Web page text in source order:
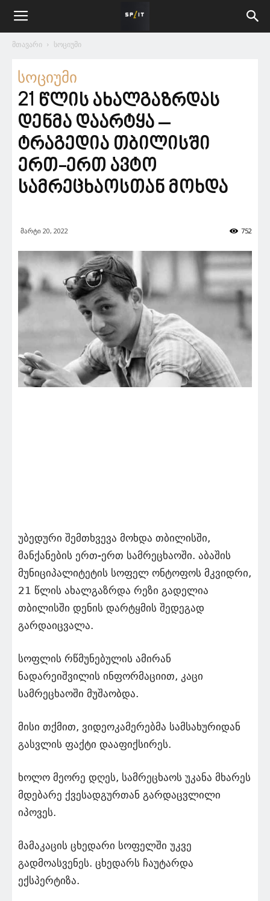
მთავარი სოციუმი
სოციუმი
21 წლის ახალგაზრდას
დენმა დაარტყა –
ტრაგედია თბილისში
ერთ-ერთ ავტო
სამრეცხაოსთან მოხდა
მარტი 20, 2022 752
უბედური შემთხვევა მოხდა თბილისში,
მანქანების ერთ-ერთ სამრეცხაოში. აბაშის
მუნიციპალიტეტის სოფელ ონტოფოს მკვიდრი,
21 წლის ახალგაზრდა რეზი გადელია
თბილისში დენის დარტყმის შედეგად
გარდაიცვალა.
სოფლის რწმუნებულის ამირან
ნადარეიშვილის ინფორმაციით, კაცი
სამრეცხაოში მუშაობდა.
მისი თქმით, ვიდეოკამერებმა სამსახურიდან
გასვლის ფაქტი დააფიქსირეს.
ხოლო მეორე დღეს, სამრეცხაოს უკანა მხარეს
მდებარე ქვესადგურთან გარდაცვლილი
იპოვეს.
მამაკაცის ცხედარი სოფელში უკვე
გადმოასვენეს. ცხედარს ჩაუტარდა
ექსპერტიზა.